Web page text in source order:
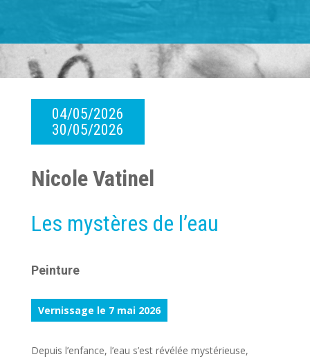
04/05/2026
30/05/2026
Nicole Vatinel
Les mystères de l’eau
Peinture
Vernissage le 7 mai 2026
Depuis l’enfance, l’eau s’est révélée mystérieuse,